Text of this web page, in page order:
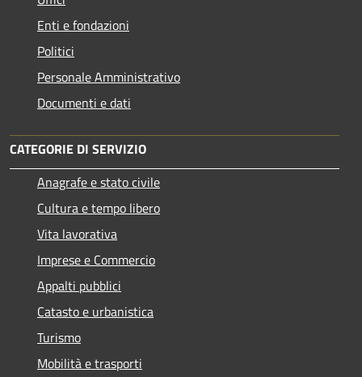
Enti e fondazioni
Politici
Personale Amministrativo
Documenti e dati
CATEGORIE DI SERVIZIO
Anagrafe e stato civile
Cultura e tempo libero
Vita lavorativa
Imprese e Commercio
Appalti pubblici
Catasto e urbanistica
Turismo
Mobilità e trasporti